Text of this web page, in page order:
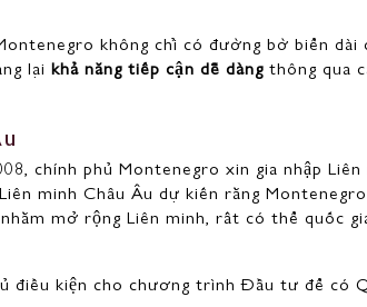
không chỉ có đường bờ biển
lại khả năng tiếp cận dễ dàng thông qua
chính phủ Montenegro xin gia nhập
minh Châu Âu dự kiến ​​rằng
mở rộng Liên minh, rất có thể quốc
điều kiện cho chương trình Đầu tư để có